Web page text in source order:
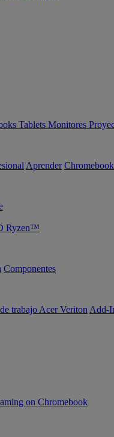
Tablets Monitores
Aprender
Ryzen™
Componentes
trabajo Acer Veriton Add-
on Chromebook